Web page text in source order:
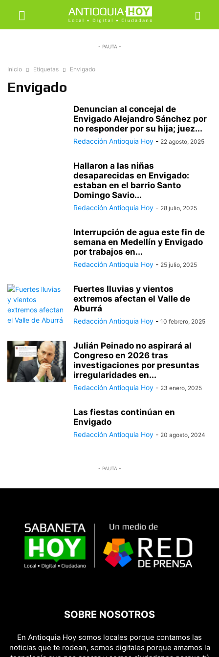
- PAUTA -
Inicio Etiquetas Envigado
Envigado
Denuncian al concejal de
Envigado Alejandro Sánchez por
no responder por su hija; juez...
Redacción Antioquia Hoy - 22 agosto, 2025
Hallaron a las niñas
desaparecidas en Envigado:
estaban en el barrio Santo
Domingo Savio...
Redacción Antioquia Hoy - 28 julio, 2025
Interrupción de agua este fin de
semana en Medellín y Envigado
por trabajos en...
Redacción Antioquia Hoy - 25 julio, 2025
Fuertes lluvias y vientos
extremos afectan el Valle de
Aburrá
Redacción Antioquia Hoy - 10 febrero, 2025
Julián Peinado no aspirará al
Congreso en 2026 tras
investigaciones por presuntas
irregularidades en...
Redacción Antioquia Hoy - 23 enero, 2025
Las fiestas continúan en
Envigado
Redacción Antioquia Hoy - 20 agosto, 2024
- PAUTA -
SOBRE NOSOTROS
En Antioquia Hoy somos locales porque contamos las
noticias que te rodean, somos digitales porque amamos la